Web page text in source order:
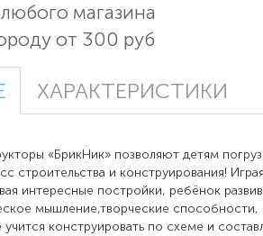
магазина
от 300 руб
ХАРАКТЕРИСТИКИ
«БрикНик» позволяют детям
строительства и конструирования!
интересные постройки, ребёнок
мышление,творческие способности,
конструировать по схеме и